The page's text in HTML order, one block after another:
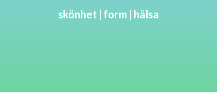
skönhet | form | hälsa